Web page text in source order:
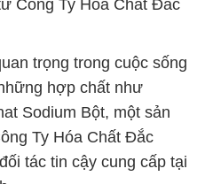
Công Ty Hóa Chất Đắc
trọng trong cuộc sống
hợp chất như
Sodium Bột, một sản
Ty Hóa Chất Đắc
tác tin cậy cung cấp tại